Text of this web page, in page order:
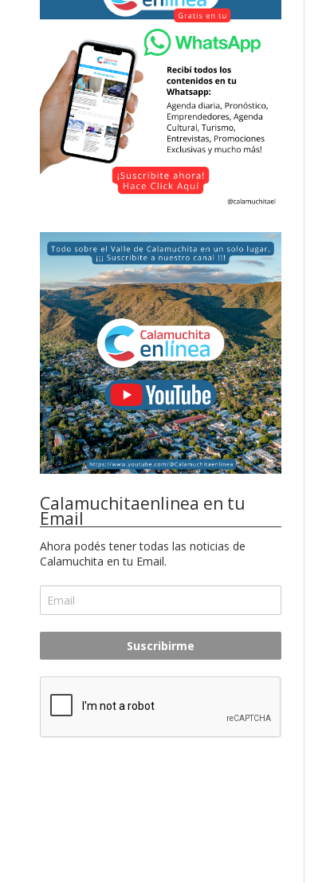
Calamuchitaenlinea en tu
Email
Ahora podés tener todas las noticias de
Calamuchita en tu Email.
Suscribirme